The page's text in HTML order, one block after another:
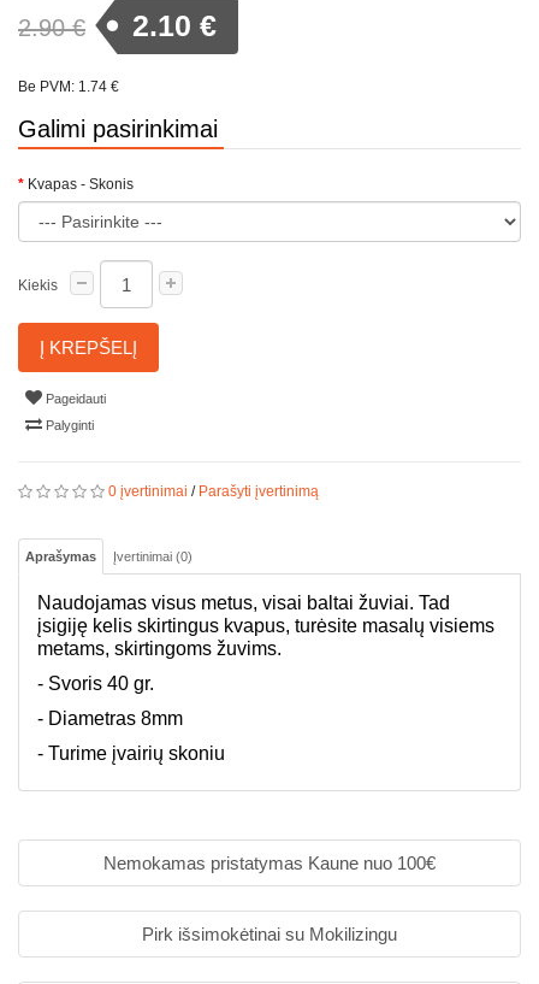
2.90 € 2.10 €
Be PVM: 1.74 €
Galimi pasirinkimai
Kvapas - Skonis
Kiekis
Į KREPŠELĮ
Pageidauti
Palyginti
0 įvertinimai / Parašyti įvertinimą
Aprašymas Įvertinimai (0)
Naudojamas visus metus, visai baltai žuviai. Tad
įsigiję kelis skirtingus kvapus, turėsite masalų visiems
metams, skirtingoms žuvims.
- Svoris 40 gr.
- Diametras 8mm
- Turime įvairių skoniu
Nemokamas pristatymas Kaune nuo 100€
Pirk išsimokėtinai su Mokilizingu